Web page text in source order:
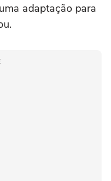
adaptação para